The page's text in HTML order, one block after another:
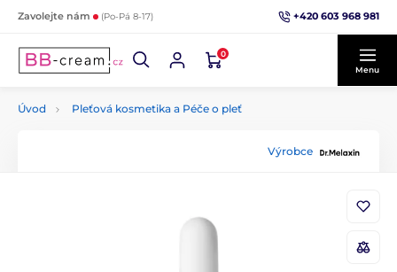
Zavolejte nám (Po-Pá 8-17) +420 603 968 981
0
Menu
Úvod Pleťová kosmetika a Péče o pleť
Výrobce